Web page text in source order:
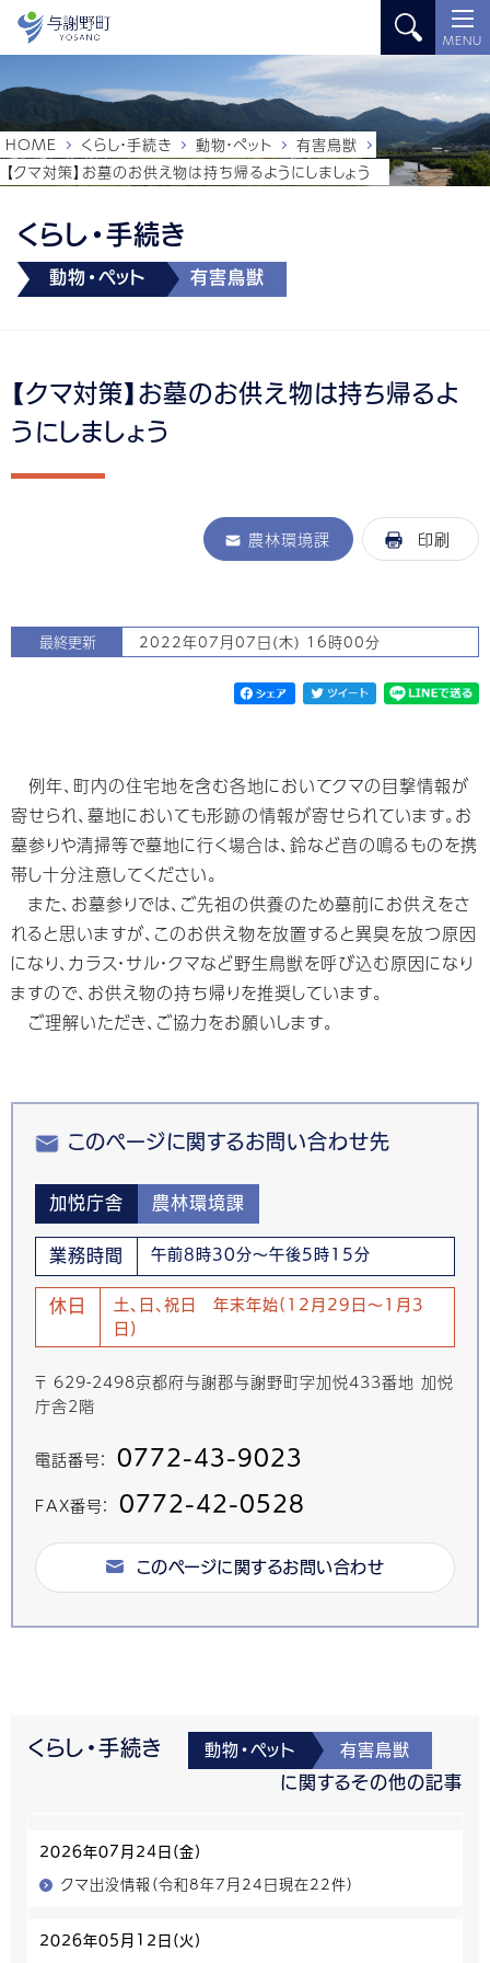
MENU
くらし・手続き
動物・ペット 有害鳥獣
HOME くらし・手続き 動物・ペット
有害鳥獣
【クマ対策】お墓のお供え物は持ち帰るようにしましょう
【クマ対策】お墓のお供え物は持ち帰るよ
うにしましょう
農林環境課 印刷
最終更新 2022年07月07日(木) 16時00分
例年、町内の住宅地を含む各地においてクマの目撃情報が
寄せられ、墓地においても形跡の情報が寄せられています。お
墓参りや清掃等で墓地に行く場合は、鈴など音の鳴るものを携
帯し十分注意してください。
また、お墓参りでは、ご先祖の供養のため墓前にお供えをさ
れると思いますが、このお供え物を放置すると異臭を放つ原因
になり、カラス・サル・クマなど野生鳥獣を呼び込む原因になり
ますので、お供え物の持ち帰りを推奨しています。
ご理解いただき、ご協力をお願いします。
このページに関するお問い合わせ先
加悦庁舎 農林環境課
業務時間 午前8時30分～午後5時15分
休日
土、日、祝日 年末年始(12月29日～1月3
日)
〒 629-2498京都府与謝郡与謝野町字加悦433番地 加悦
庁舎2階
電話番号： 0772-43-9023
FAX番号： 0772-42-0528
このページに関するお問い合わせ
くらし・手続き 動物・ペット 有害鳥獣
に関するその他の記事
2026年07月24日(金)
クマ出没情報（令和8年7月24日現在22件）
2026年05月12日(火)